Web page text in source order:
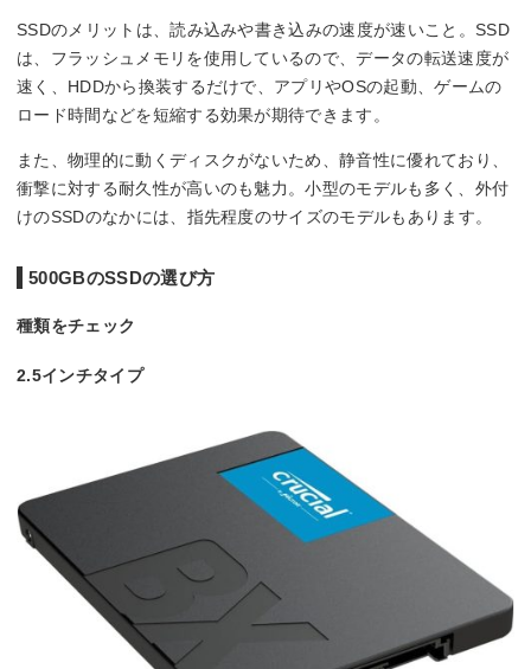
SSDのメリットは、読み込みや書き込みの速度が速いこと。SSD
は、フラッシュメモリを使用しているので、データの転送速度が
速く、HDDから換装するだけで、アプリやOSの起動、ゲームの
ロード時間などを短縮する効果が期待できます。
また、物理的に動くディスクがないため、静音性に優れており、
衝撃に対する耐久性が高いのも魅力。小型のモデルも多く、外付
けのSSDのなかには、指先程度のサイズのモデルもあります。
500GBのSSDの選び方
種類をチェック
2.5インチタイプ